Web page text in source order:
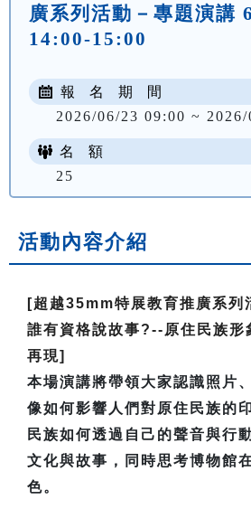
廣系列活動－專題演講
14:00-15:00
報 名 期 間
2026/06/23 09:00 ~
名 額
25
活動內容介紹
[超越35mm特展教育推廣系列
誰有資格說故事?--原住民族形
再現]
本場演講將帶領大家認識照片
像如何影響人們對原住民族的
民族如何透過自己的聲音與行
文化與故事，同時思考博物館
色。